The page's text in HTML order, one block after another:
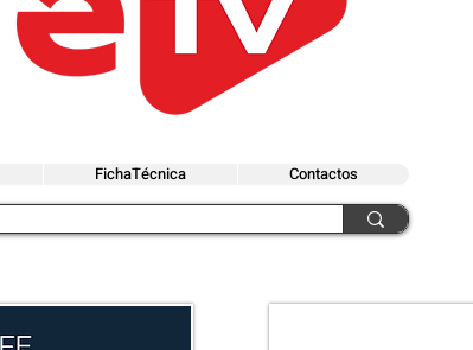
FichaTécnica Contactos